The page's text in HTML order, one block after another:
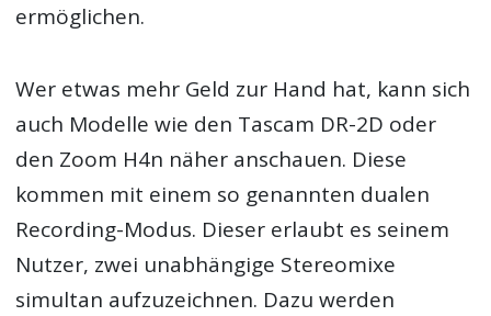
ermöglichen.
Wer etwas mehr Geld zur Hand hat, kann sich
auch Modelle wie den Tascam DR-2D oder
den Zoom H4n näher anschauen. Diese
kommen mit einem so genannten dualen
Recording-Modus. Dieser erlaubt es seinem
Nutzer, zwei unabhängige Stereomixe
simultan aufzuzeichnen. Dazu werden